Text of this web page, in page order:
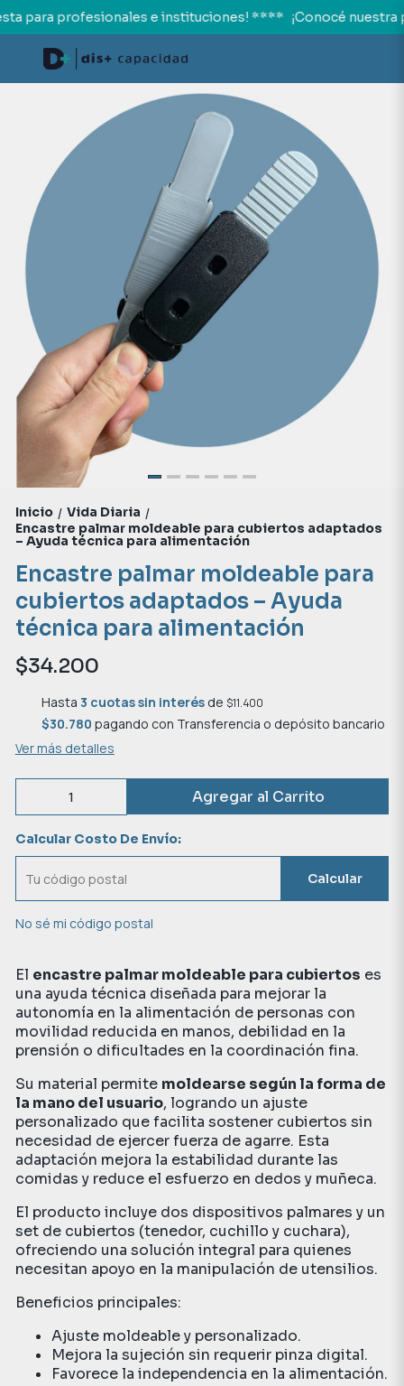
para profesionales e instituciones! **** ¡Conocé nuestra
Inicio / Vida Diaria /
Encastre palmar moldeable para cubiertos adaptados
– Ayuda técnica para alimentación
Encastre palmar moldeable para
cubiertos adaptados – Ayuda
técnica para alimentación
$34.200
Hasta 3 cuotas sin interésde $11.400
$30.780 pagando con Transferencia o depósito bancario
Ver más detalles
Agregar al Carrito
Calcular Costo De Envío:
Calcular
No sé mi código postal
El encastre palmar moldeable para cubiertos es
una ayuda técnica diseñada para mejorar la
autonomía en la alimentación de personas con
movilidad reducida en manos, debilidad en la
prensión o dificultades en la coordinación fina.
Su material permite moldearse según la forma de
la mano del usuario, logrando un ajuste
personalizado que facilita sostener cubiertos sin
necesidad de ejercer fuerza de agarre. Esta
adaptación mejora la estabilidad durante las
comidas y reduce el esfuerzo en dedos y muñeca.
El producto incluye dos dispositivos palmares y un
set de cubiertos (tenedor, cuchillo y cuchara),
ofreciendo una solución integral para quienes
necesitan apoyo en la manipulación de utensilios.
Beneficios principales:
Ajuste moldeable y personalizado.
Mejora la sujeción sin requerir pinza digital.
Favorece la independencia en la alimentación.